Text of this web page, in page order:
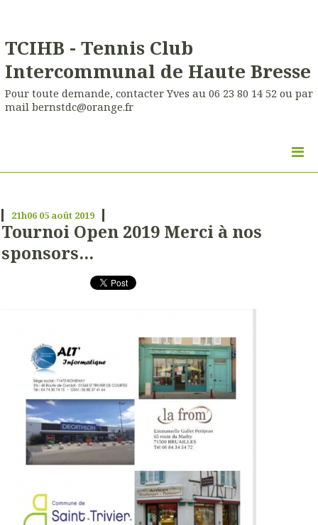
TCIHB - Tennis Club
Intercommunal de Haute Bresse
Pour toute demande, contacter Yves au 06 23 80 14 52 ou par
mail bernstdc@orange.fr
21h06 05 août 2019
Tournoi Open 2019 Merci à nos
sponsors...